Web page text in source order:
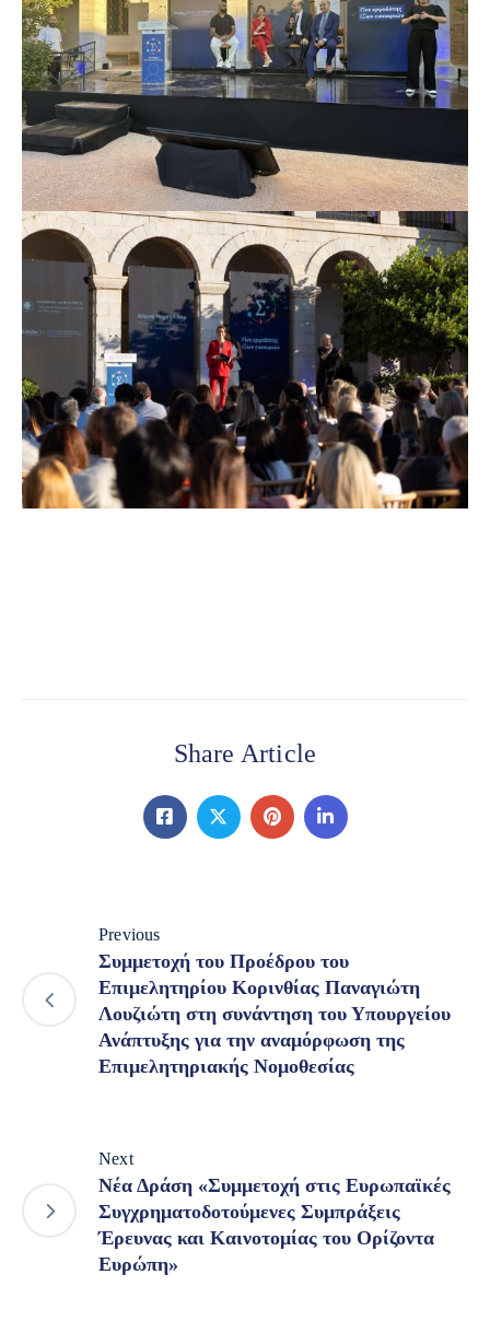
Share Article
Previous
Συμμετοχή του Προέδρου του
Επιμελητηρίου Κορινθίας Παναγιώτη
Λουζιώτη στη συνάντηση του Υπουργείου
Ανάπτυξης για την αναμόρφωση της
Επιμελητηριακής Νομοθεσίας
Next
Νέα Δράση «Συμμετοχή στις Ευρωπαϊκές
Συγχρηματοδοτούμενες Συμπράξεις
Έρευνας και Καινοτομίας του Ορίζοντα
Ευρώπη»